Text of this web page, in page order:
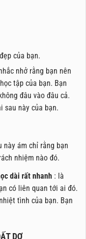
của bạn.
nhở rằng bạn nên
tập của bạn. Bạn
đâu vào đâu cả.
sau này của bạn.
này ám chỉ rằng bạn
nhiệm nào đó.
dài rất nhanh : là
có liên quan tới ai đó.
tình của bạn. Bạn
DƠ